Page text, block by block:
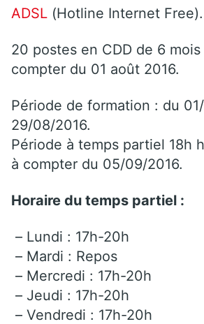
ADSL (Hotline Internet Free).
20 postes en CDD de 6
compter du 01 août 2016.
Période de formation : du
29/08/2016.
Période à temps partiel 18h
à compter du 05/09/2016.
Horaire du temps partiel :
– Lundi : 17h-20h
– Mardi : Repos
– Mercredi : 17h-20h
– Jeudi : 17h-20h
– Vendredi : 17h-20h